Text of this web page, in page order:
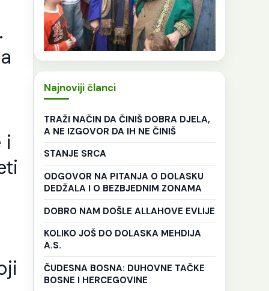
i
Najnoviji članci
TRAŽI NAČIN DA ČINIŠ DOBRA DJELA,
A NE IZGOVOR DA IH NE ČINIŠ
STANJE SRCA
ODGOVOR NA PITANJA O DOLASKU
DEDŽALA I O BEZBJEDNIM ZONAMA
DOBRO NAM DOŠLE ALLAHOVE EVLIJE
KOLIKO JOŠ DO DOLASKA MEHDIJA
A.S.
ČUDESNA BOSNA: DUHOVNE TAČKE
BOSNE I HERCEGOVINE